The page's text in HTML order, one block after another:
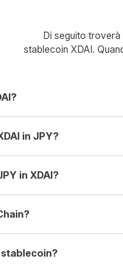
Di seguito troverà
stablecoin XDAI.
in JPY?
in XDAI?